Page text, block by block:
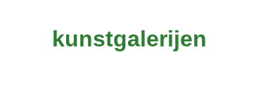
kunstgalerijen